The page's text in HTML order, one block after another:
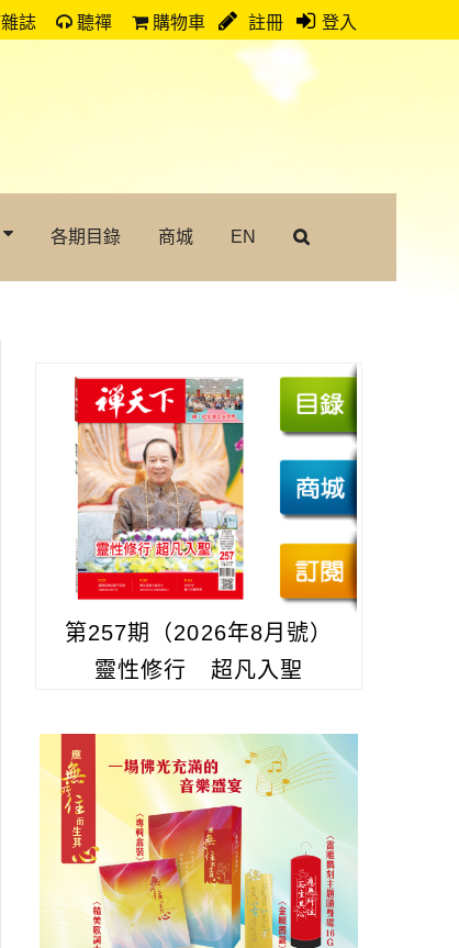
誌 聽禪 購物車 註冊 登入
各期目錄 商城 EN
第257期（2026年8月號）
靈性修行 超凡入聖